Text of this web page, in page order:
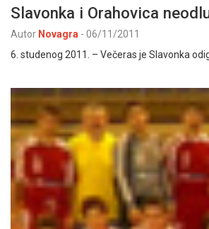
Slavonka i Orahovica
Autor Novagra - 06/11/2011
6. studenog 2011. – Večeras je Slavonka